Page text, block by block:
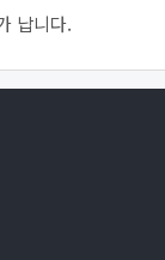
납니다.